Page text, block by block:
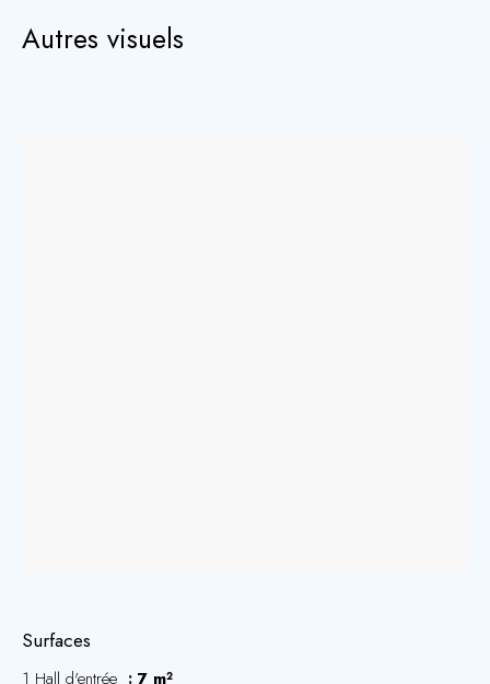
Autres visuels
Surfaces
1 Hall d'entrée 7 m²